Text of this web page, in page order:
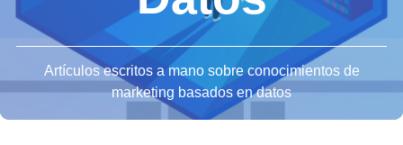
Artículos escritos a mano sobre conocimientos de
marketing basados en datos